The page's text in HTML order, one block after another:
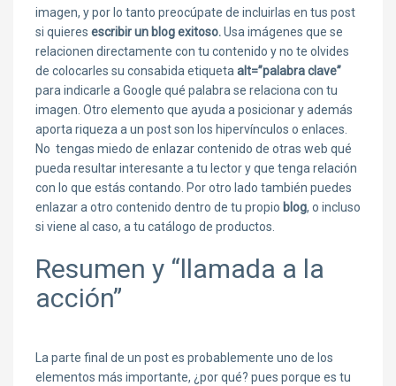
imagen, y por lo tanto preocúpate de incluirlas en tus post
si quieres escribir un blog exitoso.Usa imágenes que se
relacionen directamente con tu contenido y no te olvides
de colocarles su consabida etiquetaalt=”palabra clave”
para indicarle a Google qué palabra se relaciona con tu
imagen. Otro elemento que ayuda a posicionar y además
aporta riqueza a un post son los hipervínculos o enlaces.
No tengas miedo de enlazar contenido de otras web qué
pueda resultar interesante a tu lector y que tenga relación
con lo que estás contando. Por otro lado también puedes
enlazar a otro contenido dentro de tu propio blog, o incluso
si viene al caso, a tu catálogo de productos.
Resumen y “llamada a la
acción”
La parte final de un post es probablemente uno de los
elementos más importante, ¿por qué? pues porque es tu